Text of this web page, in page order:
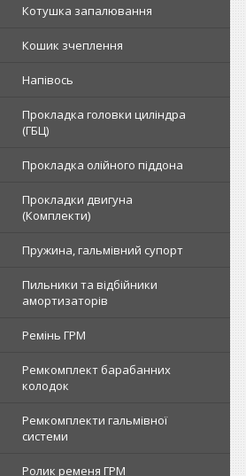
Котушка запалювання
Кошик зчеплення
Напівось
Прокладка головки циліндра
(ГБЦ)
Прокладка олійного піддона
Прокладки двигуна
(Комплекти)
Пружина, гальмівний супорт
Пильники та відбійники
амортизаторів
Ремінь ГРМ
Ремкомплект барабанних
колодок
Ремкомплекти гальмівної
системи
Ролик ременя ГРМ